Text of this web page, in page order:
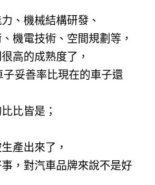
、機械結構研發、
機電技術、空間規劃等，
高的成熟度了，
妥善率比現在的車子還
比皆是；
產出來了，
，對汽車品牌來說不是好